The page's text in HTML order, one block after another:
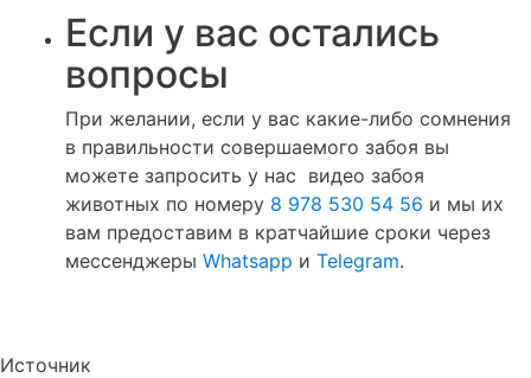
Если у вас остались
вопросы
При желании, если у вас какие-либо сомнения
в правильности совершаемого забоя вы
можете запросить у нас видео забоя
животных по номеру 8 978 530 54 56 и мы их
вам предоставим в кратчайшие сроки через
мессенджеры Whatsapp и Telegram.
Источник